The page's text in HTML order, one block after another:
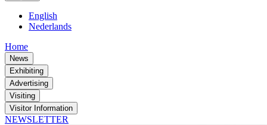
English
Nederlands
Home
News
Exhibiting
Advertising
Visiting
Visitor Information
NEWSLETTER